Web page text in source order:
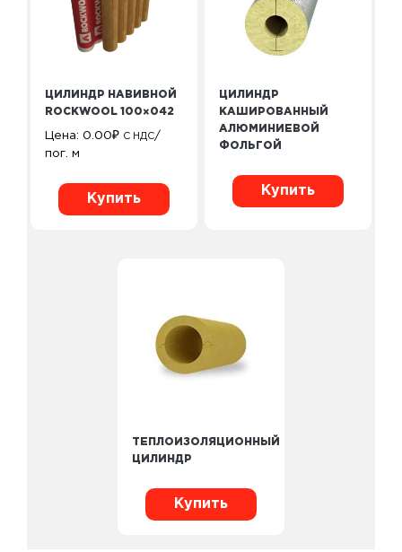
ЦИЛИНДР НАВИВНОЙ
ROCKWOOL 100×042
Цена: 0.00₽ С НДС/
пог. м
Купить
ЦИЛИНДР
КАШИРОВАННЫЙ
АЛЮМИНИЕВОЙ
ФОЛЬГОЙ
Купить
ТЕПЛОИЗОЛЯЦИОННЫЙ
ЦИЛИНДР
Купить